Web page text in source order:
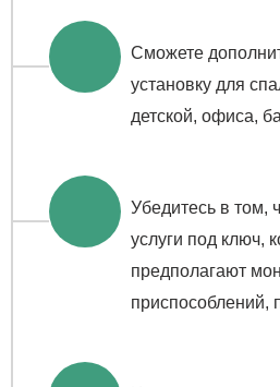
Сможете
установку для
детской, офиса,
Убедитесь в том,
услуги под ключ,
предполагают
приспособлений,